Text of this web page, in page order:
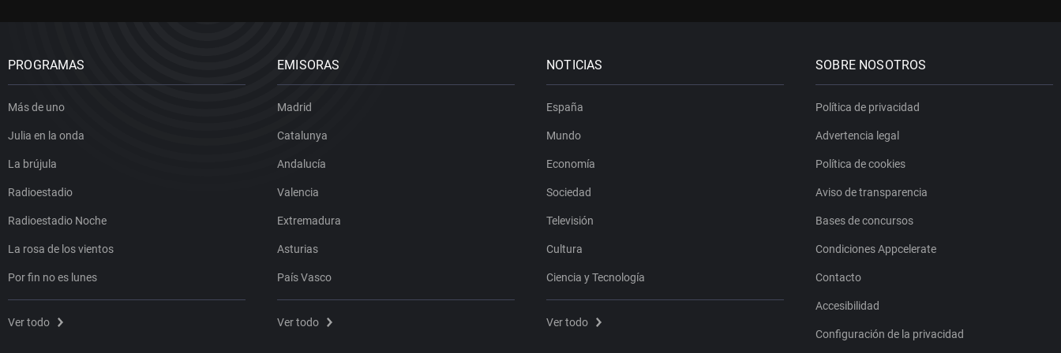
PROGRAMAS
Más de uno
Julia en la onda
La brújula
Radioestadio
Radioestadio Noche
La rosa de los vientos
Por fin no es lunes
Ver todo
EMISORAS
Madrid
Catalunya
Andalucía
Valencia
Extremadura
Asturias
País Vasco
Ver todo
NOTICIAS
España
Mundo
Economía
Sociedad
Televisión
Cultura
Ciencia y Tecnología
Ver todo
SOBRE NOSOTROS
Política de privacidad
Advertencia legal
Política de cookies
Aviso de transparencia
Bases de concursos
Condiciones Appcelerate
Contacto
Accesibilidad
Configuración de la privacidad